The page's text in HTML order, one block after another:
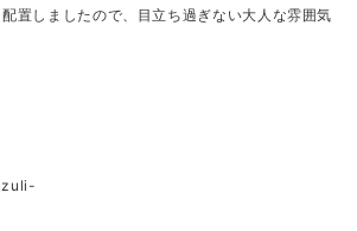
置しましたので、目立ち過ぎない大人な雰囲気